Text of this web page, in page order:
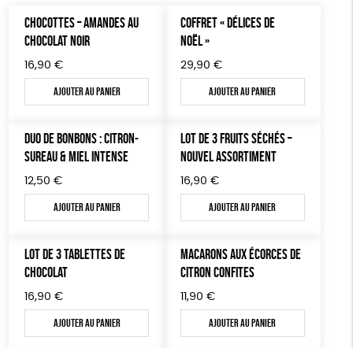
LIVRES
JEUX
FSC Fabrication artisanale PEFC
Fabriqué en Espagne Textile Bio
CHOCOTTES – AMANDES AU
CHOCOLAT NOIR
16,90 €
Ajouter au panier
COFFRET « DÉLICES DE
NOËL »
29,90 €
Ajouter au panier
DUO DE BONBONS : CITRON-
SUREAU & MIEL INTENSE
12,50 €
Ajouter au panier
LOT DE 3 FRUITS SÉCHÉS –
NOUVEL ASSORTIMENT
16,90 €
Ajouter au panier
LOT DE 3 TABLETTES DE
CHOCOLAT
16,90 €
Ajouter au panier
MACARONS AUX ÉCORCES DE
CITRON CONFITES
11,90 €
Ajouter au panier